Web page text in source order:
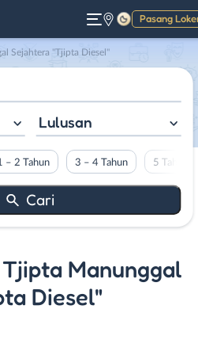
Pasang
Gelap
Sejahtera "Tjipta Diesel"
Lulusan
– 2 Tahun 3 – 4 Tahun 5 Tahun
Tjipta Manunggal
Diesel"